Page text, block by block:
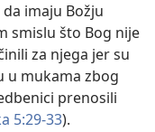
imaju Božju
smislu što Bog nije
za njega jer su
u mukama zbog
prenosili
5:29-33).